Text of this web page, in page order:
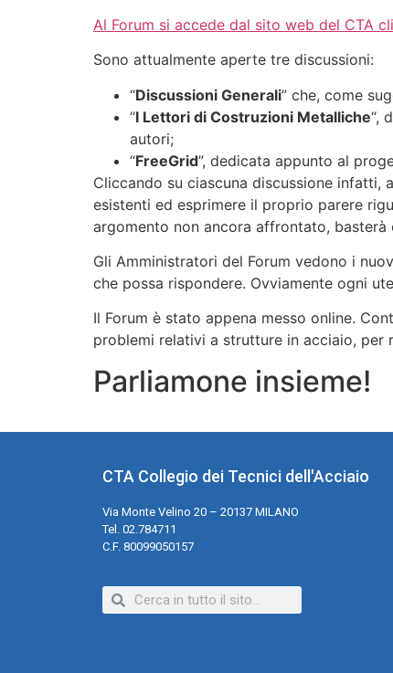
Al Forum si accede dal sito web del CTA
Sono attualmente aperte tre discussioni:
“Discussioni Generali” che, come
“I Lettori di Costruzioni Metalliche“,
autori;
“FreeGrid”, dedicata appunto al
Cliccando su ciascuna discussione
esistenti ed esprimere il proprio parere
argomento non ancora affrontato, basterà
Gli Amministratori del Forum vedono i
che possa rispondere. Ovviamente ogni
Il Forum è stato appena messo online.
problemi relativi a strutture in acciaio, per
Parliamone insieme!
CTA Collegio dei Tecnici dell'Acciaio
Via Monte Velino 20 – 20137 MILANO
Tel. 02.784711
C.F. 80099050157